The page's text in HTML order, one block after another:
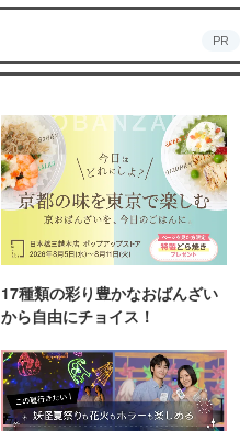
PR
17種類の彩り豊かなおばんざい
から自由にチョイス！